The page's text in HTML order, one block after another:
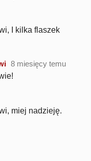
I kilka flaszek
8 miesięcy temu
miej nadzieję.